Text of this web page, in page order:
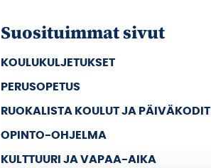
Suosituimmat sivut
KOULUKULJETUKSET
PERUSOPETUS
RUOKALISTA KOULUT JA PÄIVÄKODIT
OPINTO-OHJELMA
KULTTUURI JA VAPAA-AIKA